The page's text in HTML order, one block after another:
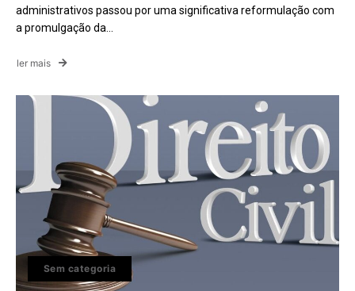
administrativos passou por uma significativa reformulação com
a promulgação da...
ler mais
Sem categoria